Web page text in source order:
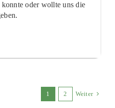
konnte oder wollte uns die
1 2 Weiter